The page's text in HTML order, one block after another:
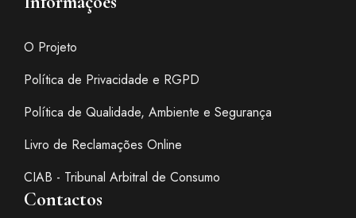
O Projeto
Política de Privacidade e RGPD
Política de Qualidade, Ambiente e Segurança
Livro de Reclamações Online
CIAB - Tribunal Arbitral de Consumo
Contactos